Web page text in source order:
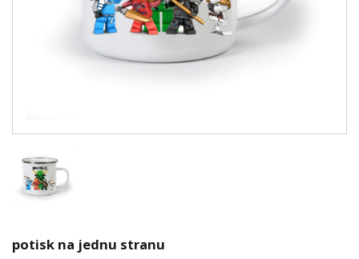
potisk na jednu stranu